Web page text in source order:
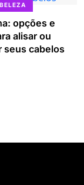
opções e
alisar ou
seus cabelos